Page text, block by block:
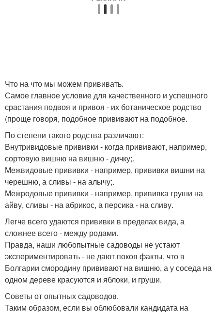
Что на что мы можем прививать.
Самое главное условие для качественного и успешного
срастания подвоя и привоя - их ботаническое родство
(проще говоря, подобное прививают на подобное.
По степени такого родства различают:
Внутривидовые прививки - когда прививают, например,
сортовую вишню на вишню - дичку;.
Межвидовые прививки - например, прививки вишни на
черешню, а сливы - на алычу;.
Межродовые прививки - например, прививка груши на
айву, сливы - на абрикос, а персика - на сливу.
Легче всего удаются прививки в пределах вида, а
сложнее всего - между родами.
Правда, наши любопытные садоводы не устают
экспериментировать - не дают покоя факты, что в
Болгарии смородину прививают на вишню, а у соседа на
одном дереве красуются и яблоки, и груши.
Советы от опытных садоводов.
Таким образом, если вы облюбовали кандидата на